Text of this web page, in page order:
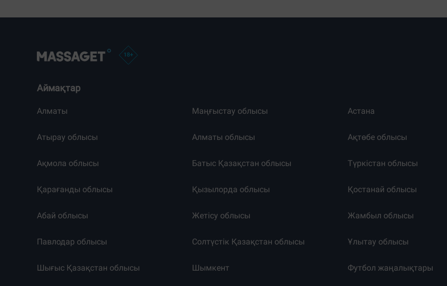
Аймақтар
Алматы Маңғыстау облысы Астана
Атырау облысы Алматы облысы Ақтөбе облысы
Ақмола облысы Батыс Қазақстан облысы Түркістан облысы
Қарағанды облысы Қызылорда облысы Қостанай облысы
Абай облысы Жетісу облысы Жамбыл облысы
Павлодар облысы Солтүстік Қазақстан облысы Ұлытау облысы
Шығыс Қазақстан облысы Шымкент Футбол жаңалықтары